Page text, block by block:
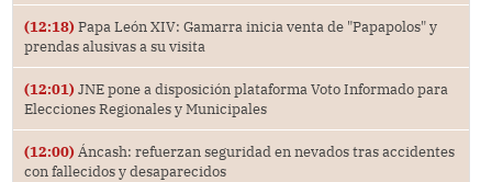
(12:18) Papa León XIV: Gamarra inicia venta de "Papapolos" y
prendas alusivas a su visita
(12:01) JNE pone a disposición plataforma Voto Informado para
Elecciones Regionales y Municipales
(12:00) Áncash: refuerzan seguridad en nevados tras accidentes
con fallecidos y desaparecidos